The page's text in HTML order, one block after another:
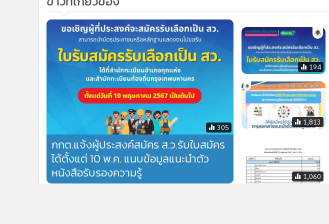
305
กกต.แจ้งผู้ประสงค์สมัคร ส.ว.รับใบสมัคร
ได้ตั้งแต่ 10 พ.ค. แนบข้อมูลแนะนำตัว
หนังสือรับรองความรู้
194
1,813
1,060